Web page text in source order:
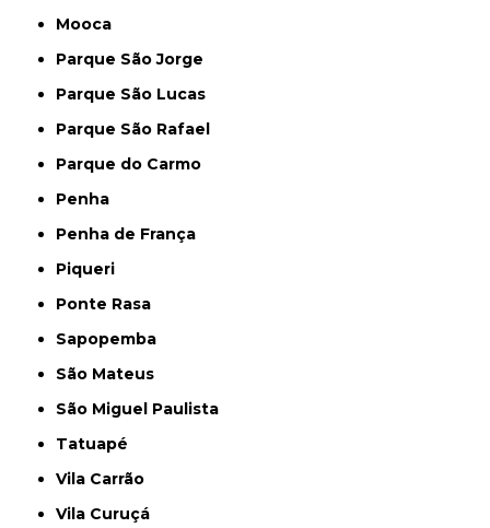
Mooca
Parque São Jorge
Parque São Lucas
Parque São Rafael
Parque do Carmo
Penha
Penha de França
Piqueri
Ponte Rasa
Sapopemba
São Mateus
São Miguel Paulista
Tatuapé
Vila Carrão
Vila Curuçá